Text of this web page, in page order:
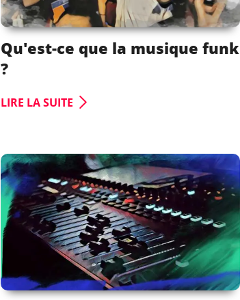
Qu'est-ce que la musique funk
?
LIRE LA SUITE